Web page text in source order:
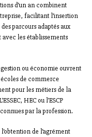
d’un an combinent
facilitant l’insertion
parcours adaptés aux
les établissements
ou économie ouvrent
écoles de commerce
pour les métiers de la
HEC ou l’ESCP
par la profession.
de l’agrément